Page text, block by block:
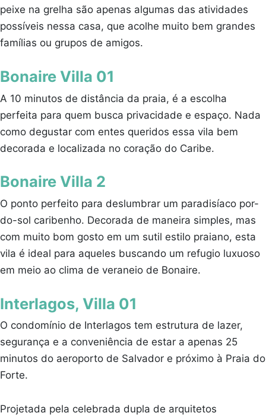
peixe na grelha são apenas algumas das atividades
possíveis nessa casa, que acolhe muito bem grandes
famílias ou grupos de amigos.
Bonaire Villa 01
A 10 minutos de distância da praia, é a escolha
perfeita para quem busca privacidade e espaço. Nada
como degustar com entes queridos essa vila bem
decorada e localizada no coração do Caribe.
Bonaire Villa 2
O ponto perfeito para deslumbrar um paradisíaco por-
do-sol caribenho. Decorada de maneira simples, mas
com muito bom gosto em um sutil estilo praiano, esta
vila é ideal para aqueles buscando um refugio luxuoso
em meio ao clima de veraneio de Bonaire.
Interlagos, Villa 01
O condomínio de Interlagos tem estrutura de lazer,
segurança e a conveniência de estar a apenas 25
minutos do aeroporto de Salvador e próximo à Praia do
Forte.
Projetada pela celebrada dupla de arquitetos